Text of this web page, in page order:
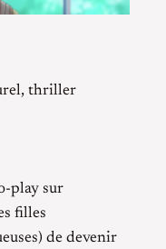
thriller
play sur
filles
de devenir